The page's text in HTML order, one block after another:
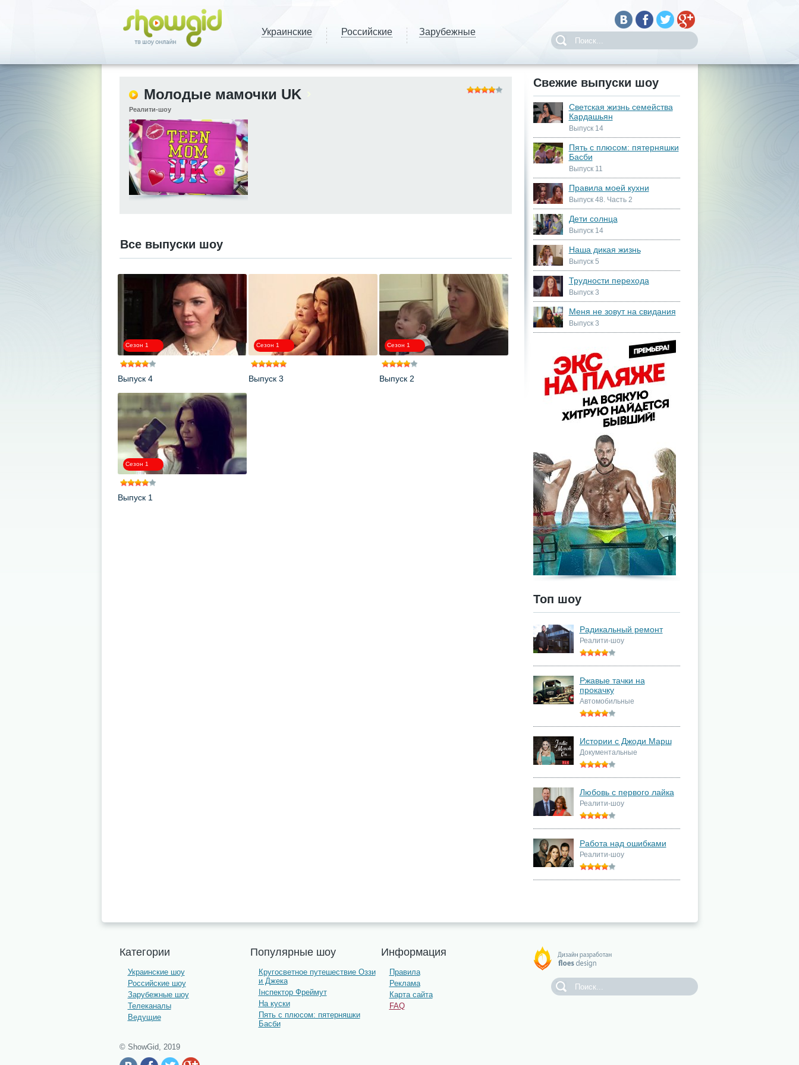
Украинские Российские Зарубежные
Молодые мамочки UK
Реалити-шоу
Все выпуски шоу
.
Сезон 1
Выпуск 4
Сезон 1
Выпуск 3
Сезон 1
Выпуск 2
Сезон 1
Выпуск 1
Свежие выпуски шоу
Светская жизнь семейства
Кардашьян
Выпуск 14
Пять с плюсом: пятерняшки
Басби
Выпуск 11
Правила моей кухни
Выпуск 48. Часть 2
Дети солнца
Выпуск 14
Наша дикая жизнь
Выпуск 5
Трудности перехода
Выпуск 3
Меня не зовут на свидания
Выпуск 3
Топ шоу
Радикальный ремонт
Реалити-шоу
Ржавые тачки на
прокачку
Автомобильные
Истории с Джоди Марш
Документальные
Любовь с первого лайка
Реалити-шоу
Работа над ошибками
Реалити-шоу
Категории
Украинские шоу
Российские шоу
Зарубежные шоу
Телеканалы
Ведущие
Популярные шоу
Кругосветное путешествие Оззи
и Джека
Інспектор Фреймут
На куски
Пять с плюсом: пятерняшки
Басби
Информация
Правила
Реклама
Карта сайта
FAQ
© ShowGid, 2019